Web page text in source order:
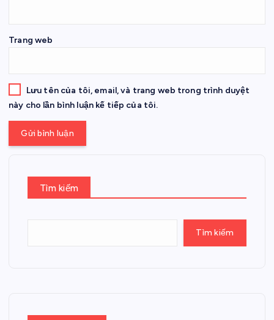
Trang web
Lưu tên của tôi, email, và trang web trong trình duyệt
này cho lần bình luận kế tiếp của tôi.
Tìm kiếm
Tìm kiếm